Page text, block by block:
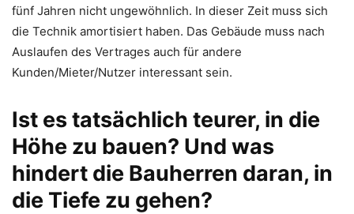
fünf Jahren nicht ungewöhnlich. In dieser Zeit muss sich
die Technik amortisiert haben. Das Gebäude muss nach
Auslaufen des Vertrages auch für andere
Kunden/Mieter/Nutzer interessant sein.
Ist es tatsächlich teurer, in die
Höhe zu bauen? Und was
hindert die Bauherren daran, in
die Tiefe zu gehen?